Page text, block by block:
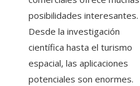
posibilidades interesantes.
Desde la investigación
científica hasta el turismo
espacial, las aplicaciones
potenciales son enormes.